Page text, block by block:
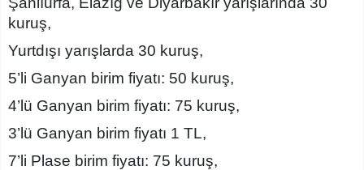
kuruş,
Yurtdışı yarışlarda 30 kuruş,
5’li Ganyan birim fiyatı: 50 kuruş,
4’lü Ganyan birim fiyatı: 75 kuruş,
3’lü Ganyan birim fiyatı 1 TL,
7’li Plase birim fiyatı: 75 kuruş,